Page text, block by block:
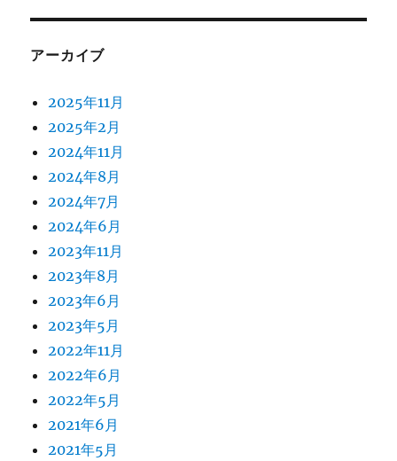
アーカイブ
2025年11月
2025年2月
2024年11月
2024年8月
2024年7月
2024年6月
2023年11月
2023年8月
2023年6月
2023年5月
2022年11月
2022年6月
2022年5月
2021年6月
2021年5月